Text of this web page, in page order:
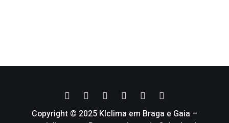
Copyright © 2025 Klclima em Braga e Gaia –